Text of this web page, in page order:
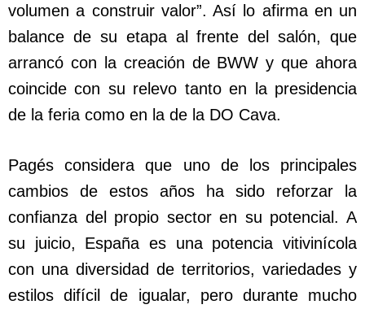
volumen a construir valor”. Así lo afirma en un
balance de su etapa al frente del salón, que
arrancó con la creación de BWW y que ahora
coincide con su relevo tanto en la presidencia
de la feria como en la de la DO Cava.
Pagés considera que uno de los principales
cambios de estos años ha sido reforzar la
confianza del propio sector en su potencial. A
su juicio, España es una potencia vitivinícola
con una diversidad de territorios, variedades y
estilos difícil de igualar, pero durante mucho